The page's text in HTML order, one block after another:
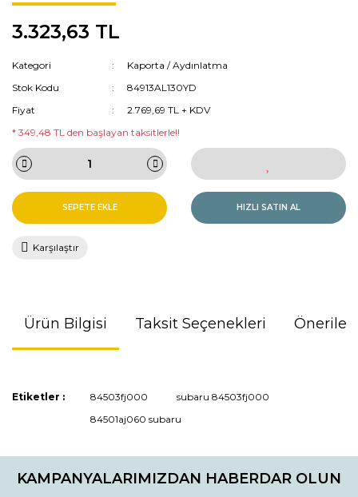
3.323,63 TL
Kategori
Kaporta / Aydınlatma
Stok Kodu
84913AL130YD
Fiyat
2.769,69 TL + KDV
* 349,48 TL den başlayan taksitlerle!!
SEPETE EKLE HIZLI SATIN AL
Karşılaştır
Ürün Bilgisi Taksit Seçenekleri
Bu ürünün fiyat bilgisi, resim, ürün açıklamalarında ve diğer
kullanarak tarafımıza iletebilirsiniz.
Ürün resmi kalitesiz, bozuk veya görüntülenemiyor.
Etiketler : 84503fj000
subaru 84503fj000
84501aj060 subaru
KAMPANYALARIMIZDAN HABERDAR OLUN